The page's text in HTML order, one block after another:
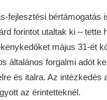
fejlesztési bértámogatás
forintot utaltak ki – tette
május 31-ét
általános forgalmi adót
és italra. Az intézkedés
az érintetteknél.